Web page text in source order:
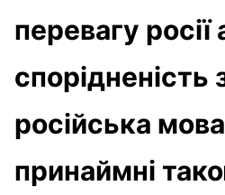
перевагу
спорідненість
російська
принаймні